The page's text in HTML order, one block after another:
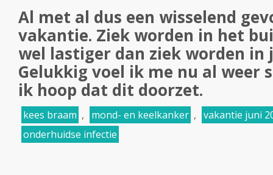
Al met al dus een wisselend
vakantie. Ziek worden in het
wel lastiger dan ziek worden in
Gelukkig voel ik me nu al weer
ik hoop dat dit doorzet.
kees braam , mond- en keelkanker , vakantie juni
onderhuidse infectie